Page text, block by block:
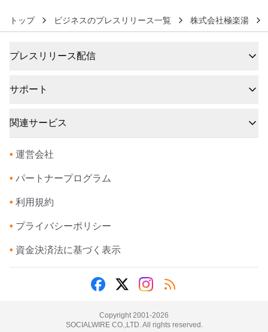
トップ ビジネスのプレスリリース一覧 株式会社極楽湯
プレスリリース配信
サポート
関連サービス
• 運営会社
• パートナープログラム
• 利用規約
• プライバシーポリシー
• 資金決済法に基づく表示
Copyright 2001-2026
SOCIALWIRE CO.,LTD. All rights reserved.